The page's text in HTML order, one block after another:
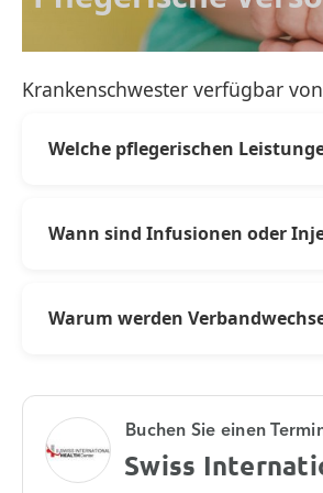
Krankenschwester verfügbar
Welche pflegerischen
Verbandwechsel sowie die
Wann sind Infusionen oder
lindern, Medikamente zu
Warum werden
Überwachung des